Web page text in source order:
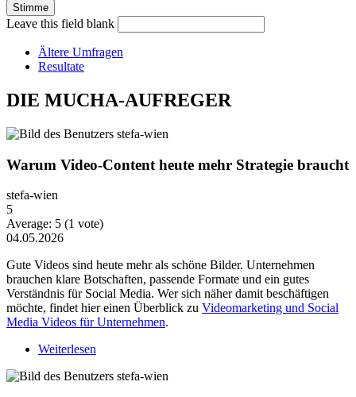
Leave this field blank
Ältere Umfragen
Resultate
DIE MUCHA-AUFREGER
Warum Video-Content heute mehr Strategie braucht
stefa-wien
5
Average: 5 (1 vote)
04.05.2026
Gute Videos sind heute mehr als schöne Bilder. Unternehmen
brauchen klare Botschaften, passende Formate und ein gutes
Verständnis für Social Media. Wer sich näher damit beschäftigen
möchte, findet hier einen Überblick zu Videomarketing und Social
Media Videos für Unternehmen.
Weiterlesen